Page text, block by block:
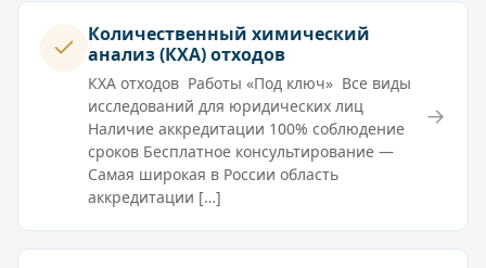
Количественный химический
анализ (КХА) отходов
КХА отходов Работы «Под ключ» Все виды
исследований для юридических лиц
Наличие аккредитации 100% соблюдение
сроков Бесплатное консультирование —
Самая широкая в России область
аккредитации […]
→